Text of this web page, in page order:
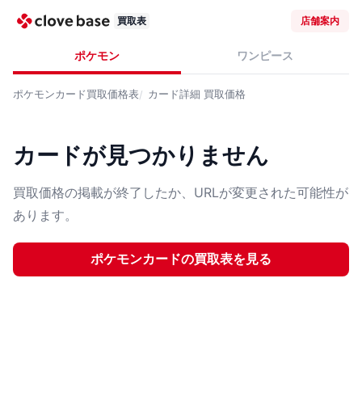
買取表 店舗案内
ポケモン ワンピース
ポケモンカード買取価格表 カード詳細 買取価格
カードが見つかりません
買取価格の掲載が終了したか、URLが変更された可能性が
あります。
ポケモンカードの買取表を見る